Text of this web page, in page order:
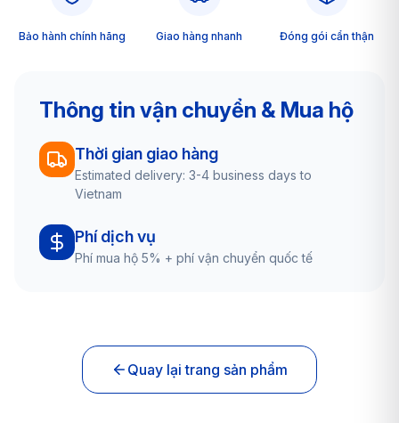
Bảo hành chính hãng Giao hàng nhanh Đóng gói cẩn thận
Thông tin vận chuyển & Mua hộ
Thời gian giao hàng
Estimated delivery: 3-4 business days to
Vietnam
Phí dịch vụ
Phí mua hộ 5% + phí vận chuyển quốc tế
Quay lại trang sản phẩm